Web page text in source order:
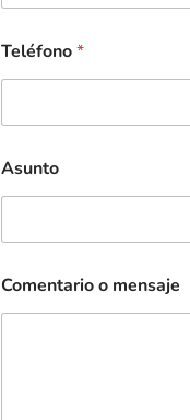
Teléfono*
Asunto
Comentario o mensaje